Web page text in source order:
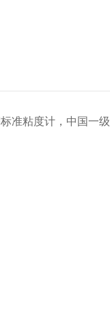
标准粘度计，中国一